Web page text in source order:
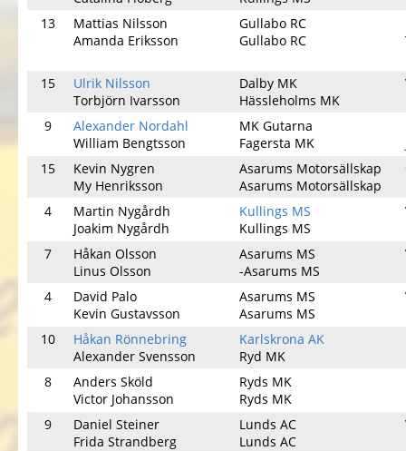
13
Mattias Nilsson
Amanda Eriksson
Gullabo RC
Gullabo RC
15
Ulrik Nilsson
Torbjörn Ivarsson
Dalby MK
Hässleholms MK
9
Alexander Nordahl
William Bengtsson
MK Gutarna
Fagersta MK
15
Kevin Nygren
My Henriksson
Asarums Motorsällskap
Asarums Motorsällskap
4
Martin Nygårdh
Joakim Nygårdh
Kullings MS
Kullings MS
7
Håkan Olsson
Linus Olsson
Asarums MS
-Asarums MS
4
David Palo
Kevin Gustavsson
Asarums MS
Asarums MS
10
Håkan Rönnebring
Alexander Svensson
Karlskrona AK
Ryd MK
8
Anders Sköld
Victor Johansson
Ryds MK
Ryds MK
9
Daniel Steiner
Frida Strandberg
Lunds AC
Lunds AC